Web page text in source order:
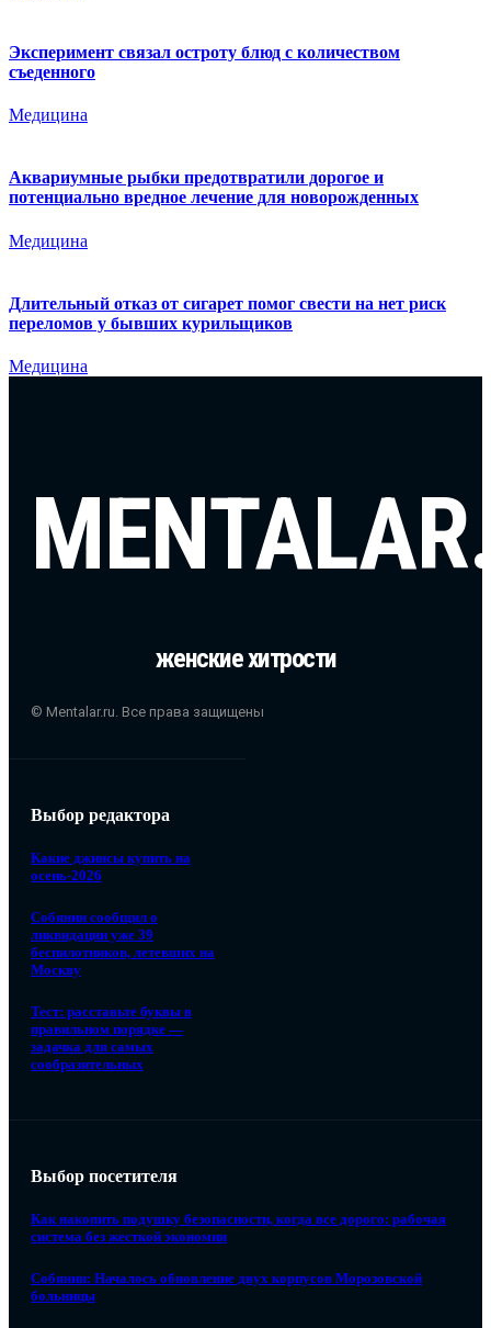
Эксперимент связал остроту блюд с количеством
съеденного
Медицина
Аквариумные рыбки предотвратили дорогое и
потенциально вредное лечение для новорожденных
Медицина
Длительный отказ от сигарет помог свести на нет риск
переломов у бывших курильщиков
Медицина
женские хитрости
© Mentalar.ru. Все права защищены
Выбор редактора
Какие джинсы купить на
осень-2026
Собянин сообщил о
ликвидации уже 39
беспилотников, летевших на
Москву
Тест: расставьте буквы в
правильном порядке —
задачка для самых
сообразительных
Выбор посетителя
Как накопить подушку безопасности, когда все дорого: рабочая
система без жесткой экономии
Собянин: Началось обновление двух корпусов Морозовской
больницы